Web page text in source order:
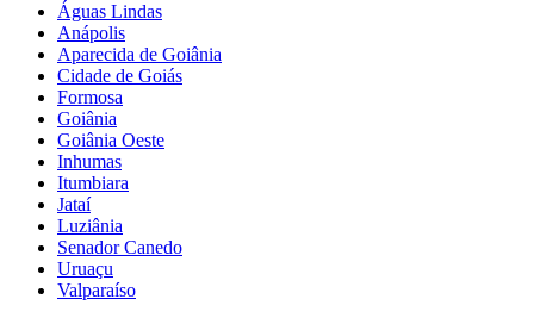
Águas Lindas
Anápolis
Aparecida de Goiânia
Cidade de Goiás
Formosa
Goiânia
Goiânia Oeste
Inhumas
Itumbiara
Jataí
Luziânia
Senador Canedo
Uruaçu
Valparaíso